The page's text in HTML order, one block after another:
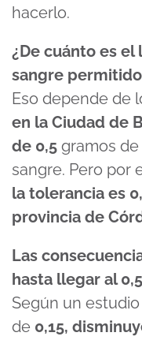
hacerlo.
¿De cuánto es
sangre
Eso depende de
en la Ciudad de
de 0,5 gramos
sangre. Pero por
la tolerancia es
provincia de
Las
hasta llegar al
Según un
de 0,15,